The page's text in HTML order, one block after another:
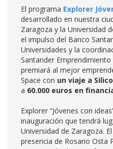
El programa Explorer
desarrollado en nuestra
Zaragoza y la Universidad
el impulso del Banco
Universidades y la
Santander Emprendimiento
premiará al mejor
Space con un viaje a
a 60.000 euros en
Explorer “Jóvenes con
inauguración que tendrá
Universidad de Zaragoza.
presencia de Rosario Osta